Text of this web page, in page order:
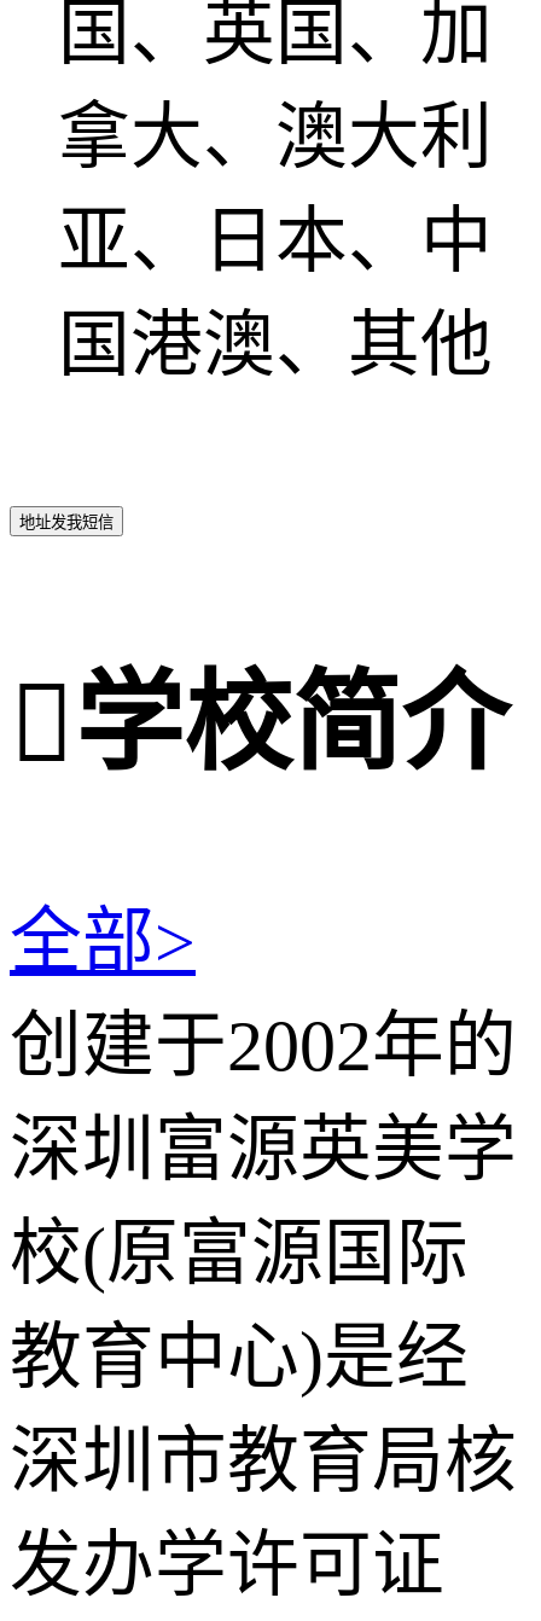
国、英国、加
拿大、澳大利
亚、日本、中
国港澳、其他
地址发我短信
学校简介
全部>
创建于2002年的
深圳富源英美学
校(原富源国际
教育中心)是经
深圳市教育局核
发办学许可证